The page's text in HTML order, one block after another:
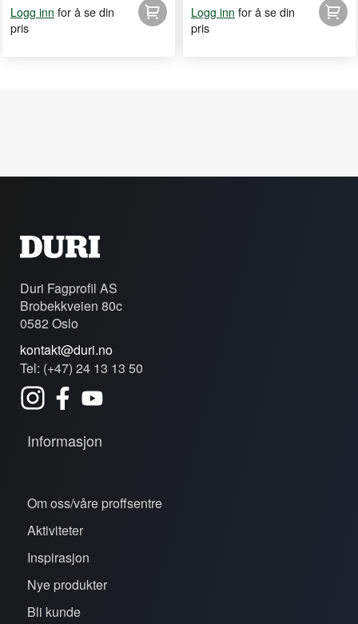
Logg inn for å se din
pris
Logg inn for å se din
pris
Duri Fagprofil AS
Brobekkveien 80c
0582 Oslo
kontakt@duri.no
Tel: (+47) 24 13 13 50
Informasjon
Om oss/våre proffsentre
Aktiviteter
Inspirasjon
Nye produkter
Bli kunde